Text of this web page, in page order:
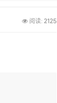
阅读: 2125